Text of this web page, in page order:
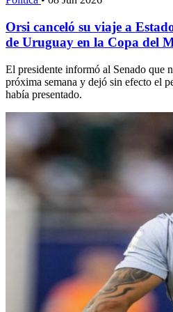
Orsi canceló su viaje a
de Uruguay en la Copa del
El presidente informó al Senado que
próxima semana y dejó sin efecto el
había presentado.